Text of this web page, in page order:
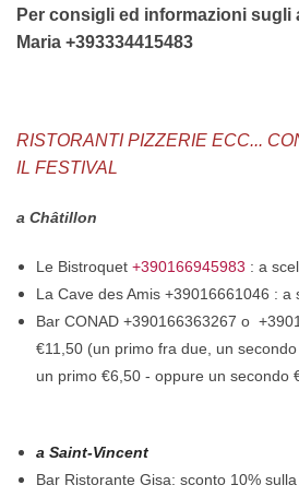
Per consigli ed informazioni sugli
Maria +393334415483
RISTORANTI PIZZERIE ECC...
IL FESTIVAL
a Châtillon
Le Bistroquet +390166945983 : a
La Cave des Amis +39016661046 : a
Bar CONAD +390166363267 o
€11,50 (un primo fra due, un
un primo €6,50 - oppure un secondo
a Saint-Vincent
Bar Ristorante Gisa: sconto 10%